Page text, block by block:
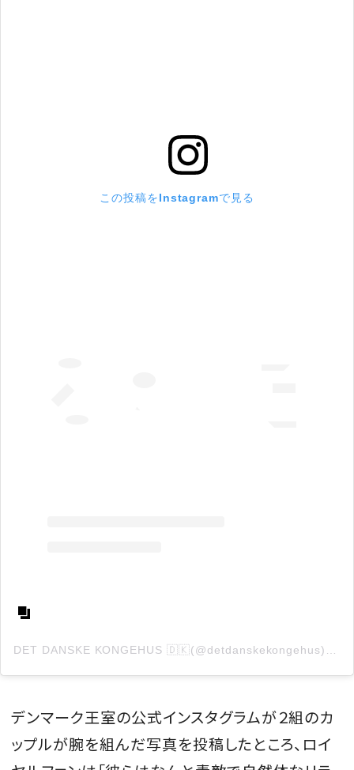
この投稿をInstagramで見る
デンマーク王室の公式インスタグラムが２組のカ
ップルが腕を組んだ写真を投稿したところ、ロイ